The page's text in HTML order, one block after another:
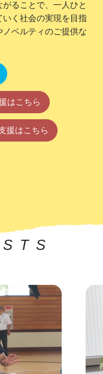
ることで、一人ひと
いく社会の実現を目指
ベルティのご提供な
はこちら
援はこちら